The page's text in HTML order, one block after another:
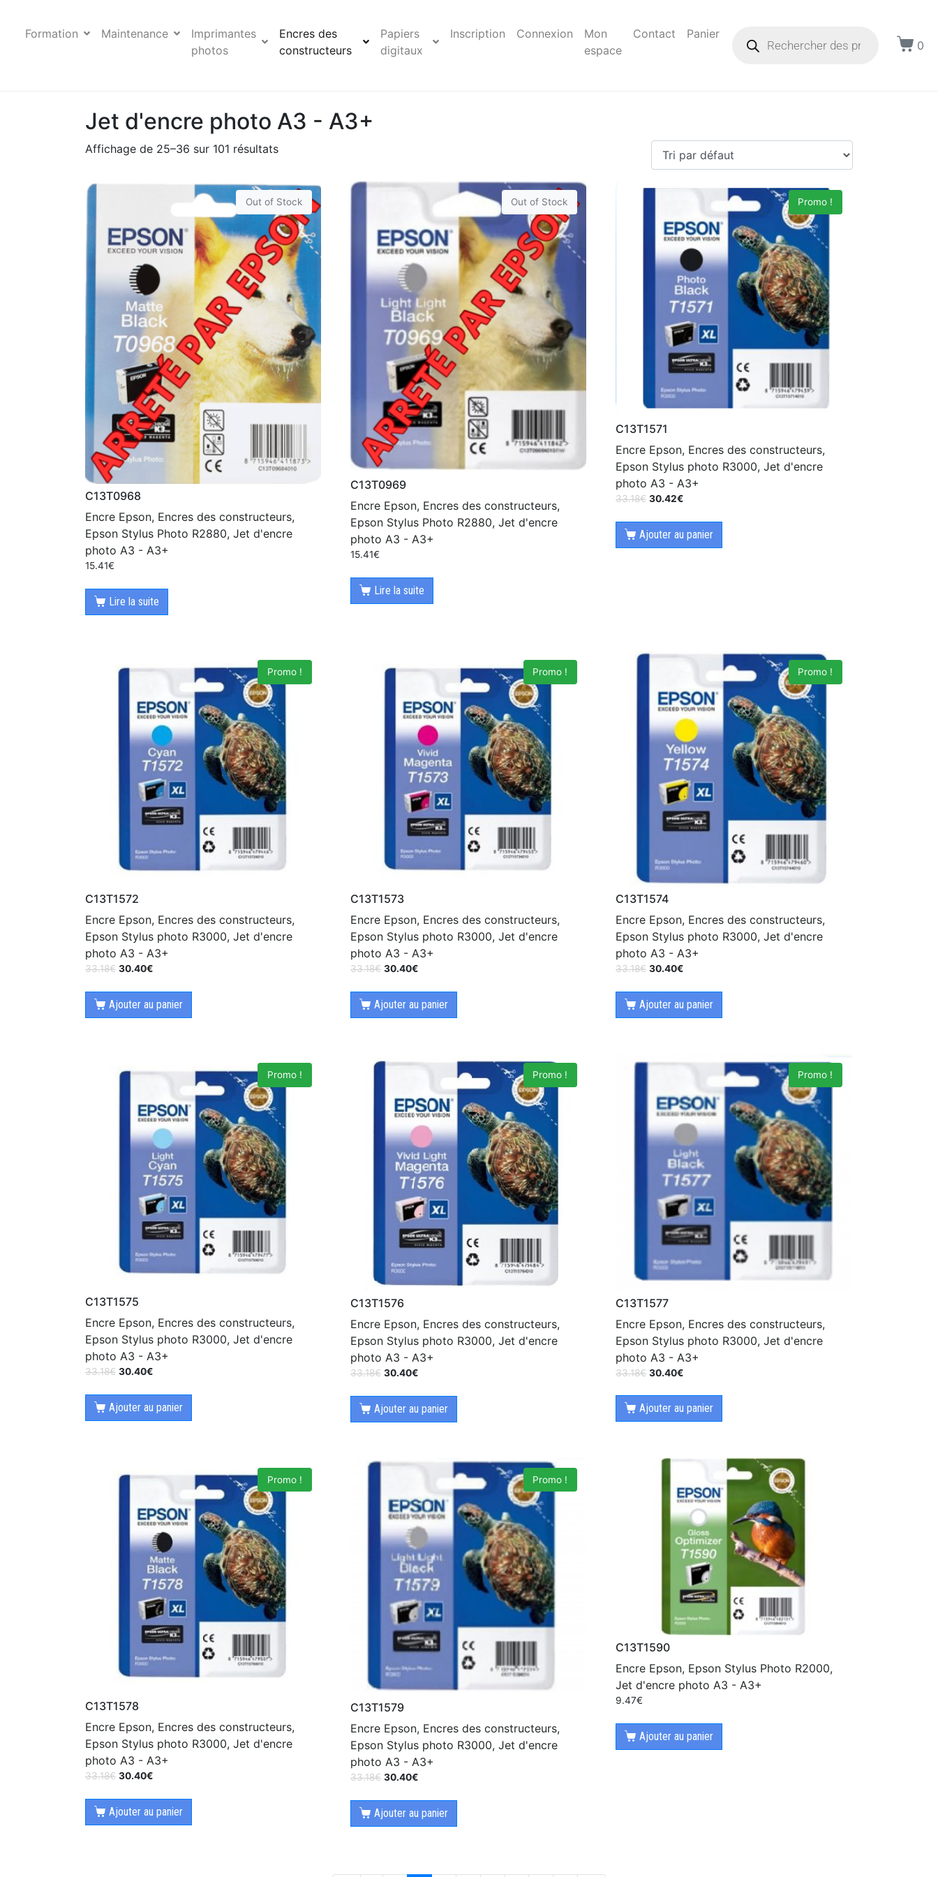
Formation Maintenance
Imprimantes
photos
Encres des
constructeurs
Papiers
digitaux
Inscription Connexion
Mon
espace
Contact
Panier
0
Jet d'encre photo A3 - A3+
Affichage de 25–36 sur 101 résultats
Out of Stock
C13T0968
Encre Epson, Encres des constructeurs,
Epson Stylus Photo R2880, Jet d'encre
photo A3 - A3+
15.41€
Lire la suite
Out of Stock
C13T0969
Encre Epson, Encres des constructeurs,
Epson Stylus Photo R2880, Jet d'encre
photo A3 - A3+
15.41€
Lire la suite
Promo !
C13T1571
Encre Epson, Encres des constructeurs,
Epson Stylus photo R3000, Jet d'encre
photo A3 - A3+
33.18€ 30.42€
Ajouter au panier
Promo !
C13T1572
Encre Epson, Encres des constructeurs,
Epson Stylus photo R3000, Jet d'encre
photo A3 - A3+
33.18€ 30.40€
Ajouter au panier
Promo !
C13T1573
Encre Epson, Encres des constructeurs,
Epson Stylus photo R3000, Jet d'encre
photo A3 - A3+
33.18€ 30.40€
Ajouter au panier
Promo !
C13T1574
Encre Epson, Encres des constructeurs,
Epson Stylus photo R3000, Jet d'encre
photo A3 - A3+
33.18€ 30.40€
Ajouter au panier
Promo !
C13T1575
Encre Epson, Encres des constructeurs,
Epson Stylus photo R3000, Jet d'encre
photo A3 - A3+
33.18€ 30.40€
Ajouter au panier
Promo !
C13T1576
Encre Epson, Encres des constructeurs,
Epson Stylus photo R3000, Jet d'encre
photo A3 - A3+
33.18€ 30.40€
Ajouter au panier
Promo !
C13T1577
Encre Epson, Encres des constructeurs,
Epson Stylus photo R3000, Jet d'encre
photo A3 - A3+
33.18€ 30.40€
Ajouter au panier
Promo !
C13T1578
Encre Epson, Encres des constructeurs,
Epson Stylus photo R3000, Jet d'encre
photo A3 - A3+
33.18€ 30.40€
Ajouter au panier
Promo !
C13T1579
Encre Epson, Encres des constructeurs,
Epson Stylus photo R3000, Jet d'encre
photo A3 - A3+
33.18€ 30.40€
Ajouter au panier
C13T1590
Encre Epson, Epson Stylus Photo R2000,
Jet d'encre photo A3 - A3+
9.47€
Ajouter au panier